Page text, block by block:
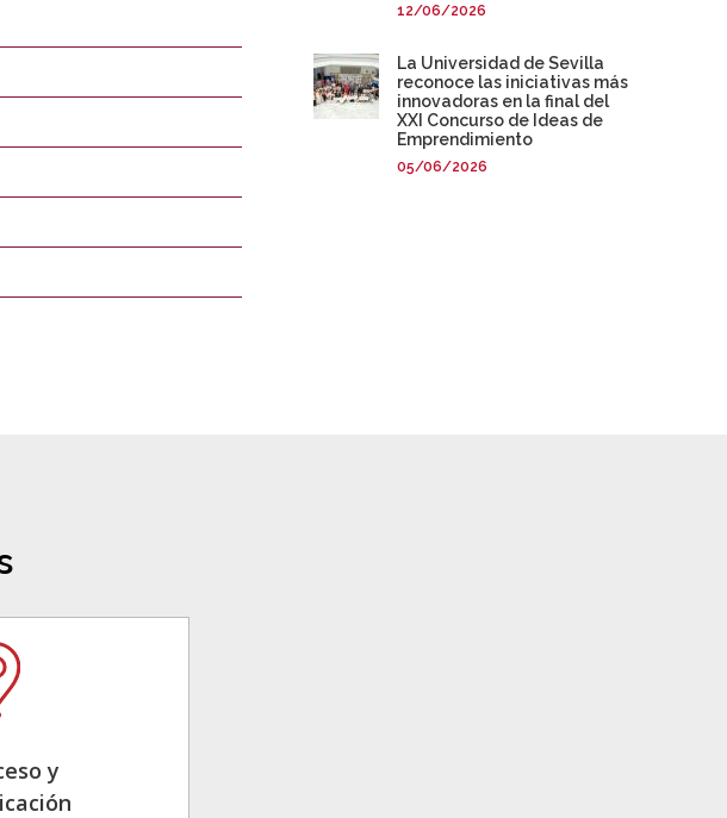
12/06/2026
La Universidad de Sevilla
reconoce las iniciativas más
innovadoras en la final del
XXI Concurso de Ideas de
Emprendimiento
05/06/2026
y